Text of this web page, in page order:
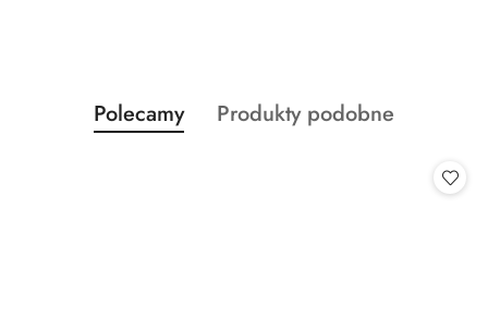
Pomiń karuzelę produktów
Produkty
o
Polecamy
Produkty
Produkty podobne